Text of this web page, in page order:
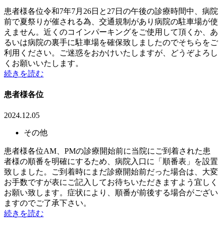
患者様各位令和7年7月26日と27日の午後の診療時間中、病院
前で夏祭りが催される為、交通規制があり病院の駐車場が使
えません。近くのコインパーキングをご使用して頂くか、あ
るいは病院の裏手に駐車場を確保致しましたのでそちらをご
利用ください。ご迷惑をおかけいたしますが、どうぞよろし
くお願いいたします。
続きを読む
患者様各位
2024.12.05
その他
患者様各位AM、PMの診療開始前に当院にご到着された患
者様の順番を明確にするため、病院入口に「順番表」を設置
致しました。ご到着時にまだ診療開始前だった場合は、大変
お手数ですが表にご記入してお待ちいただきますよう宜しく
お願い致します。症状により、順番が前後する場合がござい
ますのでご了承下さい。
続きを読む